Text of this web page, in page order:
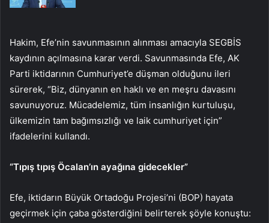
Hakim, Efe’nin savunmasının alınması amacıyla SEGBİS
kaydının açılmasına karar verdi. Savunmasında Efe, AK
Parti iktidarının Cumhuriyet’e düşman olduğunu ileri
sürerek, “Biz, dünyanın en haklı ve en meşru davasını
savunuyoruz. Mücadelemiz, tüm insanlığın kurtuluşu,
ülkemizin tam bağımsızlığı ve laik cumhuriyet için”
ifadelerini kullandı.
“Tıpış tıpış Öcalan’ın ayağına gidecekler”
Efe, iktidarın Büyük Ortadoğu Projesi’ni (BOP) hayata
geçirmek için çaba gösterdiğini belirterek şöyle konuştu: